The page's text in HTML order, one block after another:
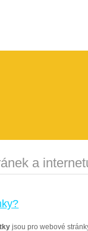
a
jsou pro webové